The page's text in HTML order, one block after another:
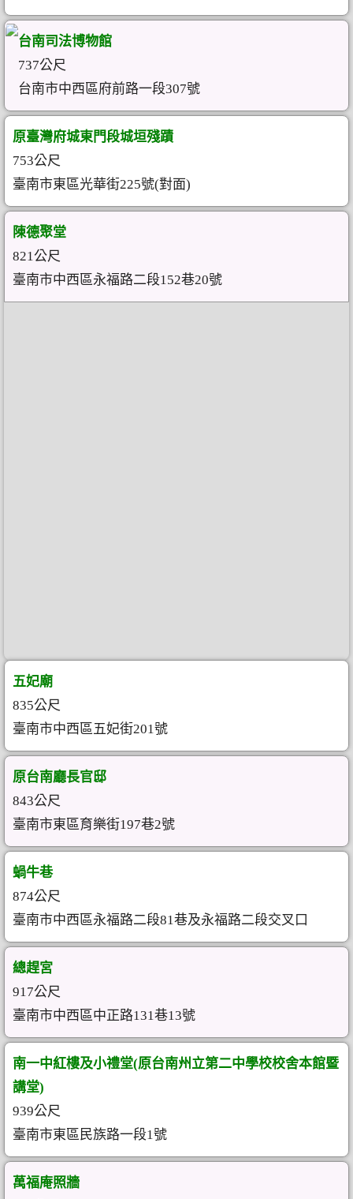
台南司法博物館
737公尺
台南市中西區府前路一段307號
原臺灣府城東門段城垣殘蹟
753公尺
臺南市東區光華街225號(對面)
陳德聚堂
821公尺
臺南市中西區永福路二段152巷20號
五妃廟
835公尺
臺南市中西區五妃街201號
原台南廳長官邸
843公尺
臺南市東區育樂街197巷2號
蝸牛巷
874公尺
臺南市中西區永福路二段81巷及永福路二段交叉口
總趕宮
917公尺
臺南市中西區中正路131巷13號
南一中紅樓及小禮堂(原台南州立第二中學校校舍本館暨
講堂)
939公尺
臺南市東區民族路一段1號
萬福庵照牆